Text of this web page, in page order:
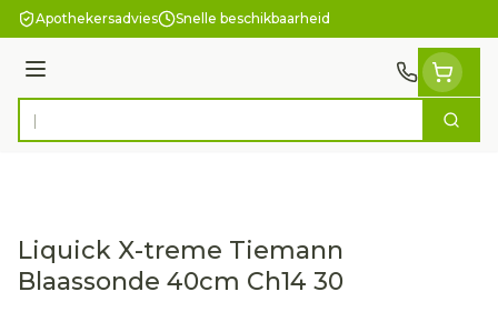
Ga naar de inhoud
Apothekersadvies Snelle beschikbaarheid
Menu
Product, merk, categorie... Zoek
Liquick X-treme Tiemann
Blaassonde 40cm Ch14 30